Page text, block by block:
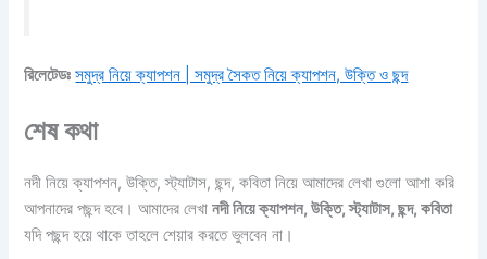
রিলেটেডঃ সমুদ্র নিয়ে ক্যাপশন | সমুদ্র সৈকত নিয়ে ক্যাপশন, উক্তি ও ছন্দ
শেষ কথা
নদী নিয়ে ক্যাপশন, উক্তি, স্ট্যাটাস, ছন্দ, কবিতা নিয়ে আমাদের লেখা গুলো আশা করি
আপনাদের পছন্দ হবে। আমাদের লেখানদী নিয়ে ক্যাপশন, উক্তি, স্ট্যাটাস, ছন্দ, কবিতা
যদি পছন্দ হয়ে থাকে তাহলে শেয়ার করতে ভুলবেন না।